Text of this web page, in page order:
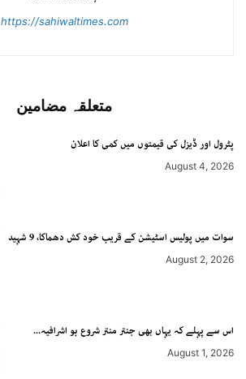
https://sahiwaltimes.com
متعلقہ مضامین
پٹرول اور ڈیزل کی قیمتوں میں کمی کا اعلان
August 4, 2026
سوات میں پولیس اسٹیشن کے قریب خود کش دھماکا، 9 شہید
August 2, 2026
اس سے پہلے کہ یہاں بھی جنتر منتر شروع ہو اشرافیہ...
August 1, 2026